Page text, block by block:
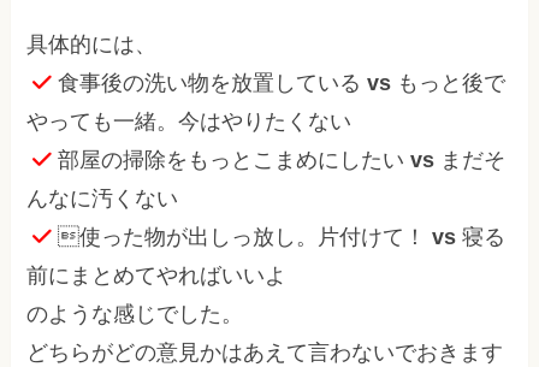
具体的には、
食事後の洗い物を放置しているvs もっと後で
やっても一緒。今はやりたくない
部屋の掃除をもっとこまめにしたいvs まだそ
んなに汚くない
使った物が出しっ放し。片付けて！vs 寝る
前にまとめてやればいいよ
のような感じでした。
どちらがどの意見かはあえて言わないでおきます